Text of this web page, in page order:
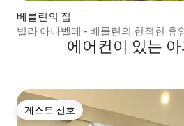
베를린의 집
빌라 아나벨레 - 베를린의 한적한 휴
에어컨이 있는
게스트 선호
게스트 선호